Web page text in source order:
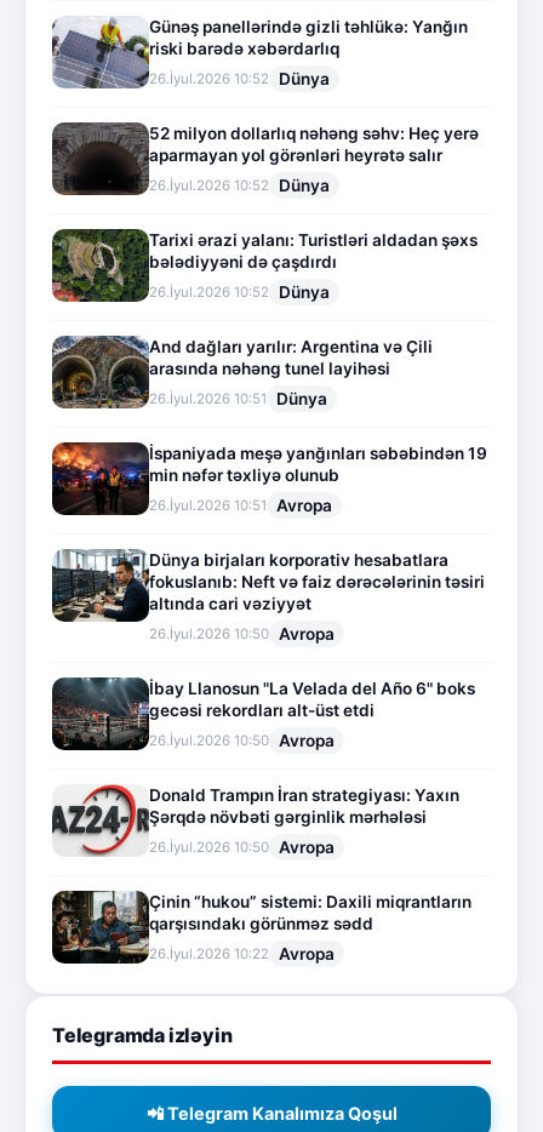
Günəş panellərində gizli təhlükə: Yanğın
riski barədə xəbərdarlıq
26.İyul.2026 10:52 Dünya
52 milyon dollarlıq nəhəng səhv: Heç yerə
aparmayan yol görənləri heyrətə salır
26.İyul.2026 10:52 Dünya
Tarixi ərazi yalanı: Turistləri aldadan şəxs
bələdiyyəni də çaşdırdı
26.İyul.2026 10:52 Dünya
And dağları yarılır: Argentina və Çili
arasında nəhəng tunel layihəsi
26.İyul.2026 10:51 Dünya
İspaniyada meşə yanğınları səbəbindən 19
min nəfər təxliyə olunub
26.İyul.2026 10:51 Avropa
Dünya birjaları korporativ hesabatlara
fokuslanıb: Neft və faiz dərəcələrinin təsiri
altında cari vəziyyət
26.İyul.2026 10:50 Avropa
İbay Llanosun "La Velada del Año 6" boks
gecəsi rekordları alt-üst etdi
26.İyul.2026 10:50 Avropa
Donald Trampın İran strategiyası: Yaxın
Şərqdə növbəti gərginlik mərhələsi
26.İyul.2026 10:50 Avropa
Çinin “hukou” sistemi: Daxili miqrantların
qarşısındakı görünməz sədd
26.İyul.2026 10:22 Avropa
Telegramda izləyin
📲 Telegram Kanalımıza Qoşul